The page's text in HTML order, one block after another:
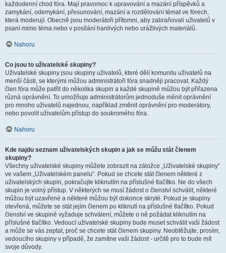
každodenní chod fóra. Mají pravomoc k upravování a mazání příspěvků a
zamykání, odemykání, přesunování, mazání a rozdělování témat ve fórech,
která moderují. Obecně jsou moderátoři přítomni, aby zabraňovali uživatelů v
psaní mimo téma nebo v posílání hanlivých nebo urážlivých materiálů.
Nahoru
Co jsou to uživatelské skupiny?
Uživatelské skupiny jsou skupiny uživatelů, které dělí komunitu uživatelů na
menší části, se kterými můžou administrátoři fóra snadněji pracovat. Každý
člen fóra může patřit do několika skupin a každé skupině můžou být přiřazena
různá oprávnění. To umožňuje administrátorům jednoduše měnit oprávnění
pro mnoho uživatelů najednou, například změnit oprávnění pro moderátory,
nebo povolit uživatelům přístup do soukromého fóra.
Nahoru
Kde najdu seznam uživatelských skupin a jak se můžu stát členem
skupiny?
Všechny uživatelské skupiny můžete zobrazit na záložce „Uživatelské skupiny“
ve vašem „Uživatelském panelu“. Pokud se chcete stát členem některé z
uživatelských skupin, pokračujte kliknutím na příslušné tlačítko. Ne do všech
skupin je volný přístup. V některých se musí žádost o členství schválit, některé
můžou být uzavřené a některé můžou být dokonce skryté. Pokud je skupiny
otevřená, můžete se stát jejím členem po kliknutí na příslušné tlačítko. Pokud
členství ve skupině vyžaduje schválení, můžete o ně požádat kliknutím na
příslušné tlačítko. Vedoucí uživatelské skupiny bude muset schválit vaši žádost
a může se vás zeptat, proč se chcete stát členem skupiny. Neobtěžujte, prosím,
vedoucího skupiny v případě, že zamítne vaši žádost - určitě pro to bude mít
svoje důvody.